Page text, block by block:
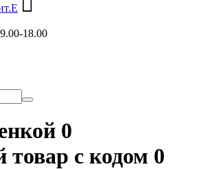
18.00
0
с кодом 0